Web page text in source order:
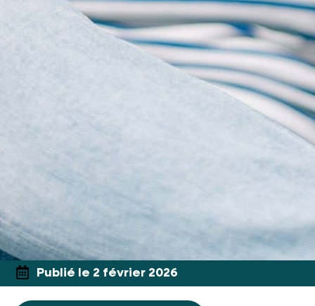
Publié le 2 février 2026